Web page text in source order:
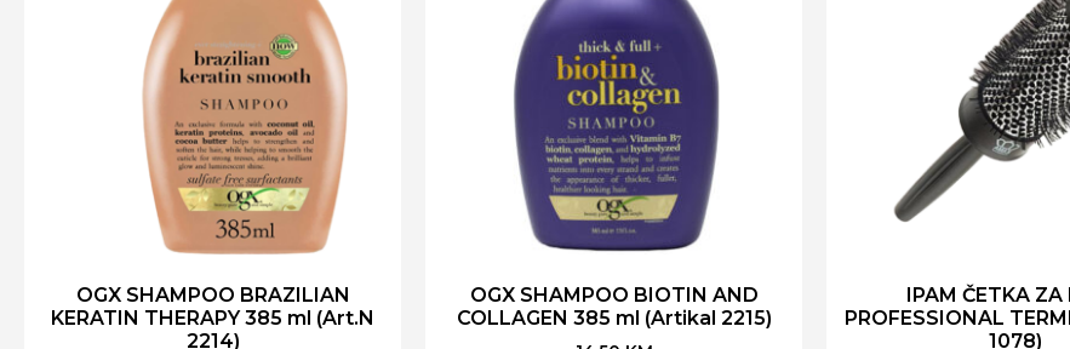
OGX SHAMPOO BRAZILIAN
KERATIN THERAPY 385 ml (Art.N
2214)
OGX SHAMPOO BIOTIN AND
COLLAGEN 385 ml (Artikal 2215)
IPAM ČETKA ZA
PROFESSIONAL
1078)